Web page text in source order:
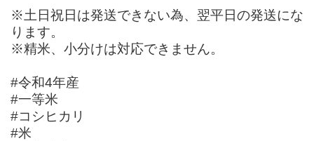
※土日祝日は発送できない為、翌平日の発送にな
ります。
※精米、小分けは対応できません。
#令和4年産
#一等米
#コシヒカリ
#米